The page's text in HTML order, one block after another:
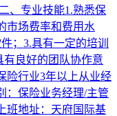
、专业技能1.熟悉保
市场费率和费用水
；3.具有一定的培训
有良好的团队协作意
险行业3年以上从业经
：保险业务经理/主管
班地址：天府国际基